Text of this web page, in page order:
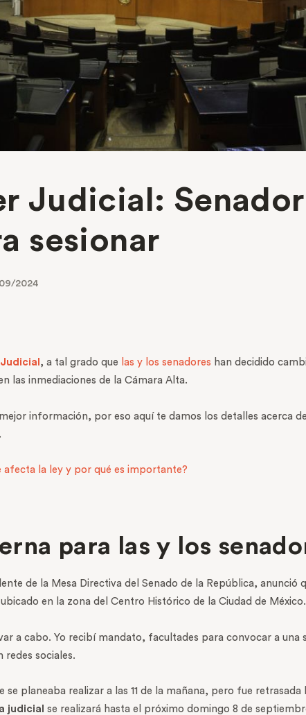
Judicial:
sesionar
2024
, a tal grado que las y los senadores han decidido
las inmediaciones de la Cámara Alta.
información, por eso aquí te damos los detalles acerca de
.
afecta la ley y por qué es importante?
para las y los
de la Mesa Directiva del Senado de la República, anunció
en la zona del Centro Histórico de la Ciudad de México.
a cabo. Yo recibí mandato, facultades para convocar a
redes sociales.
planeaba realizar a las 11 de la mañana, pero fue retrasada
judicial se realizará hasta el próximo domingo 8 de